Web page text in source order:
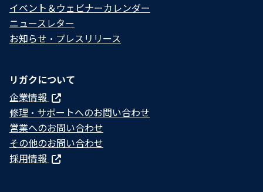
イベント＆ウェビナーカレンダー
ニュースレター
お知らせ・プレスリリース
リガクについて
企業情報
修理・サポートへのお問い合わせ
営業へのお問い合わせ
その他のお問い合わせ
採用情報